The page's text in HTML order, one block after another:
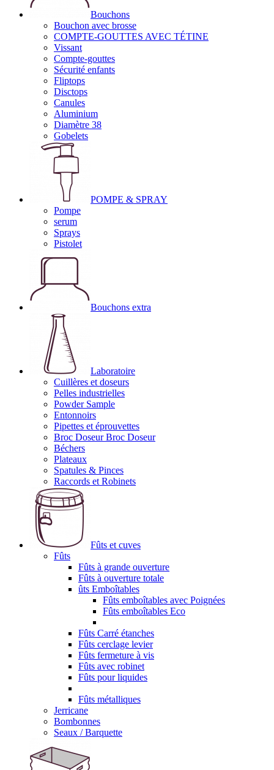
Bouchons
Bouchon avec brosse
COMPTE-GOUTTES AVEC TÉTINE
Vissant
Compte-gouttes
Sécurité enfants
Fliptops
Disctops
Canules
Aluminium
Diamètre 38
Gobelets
POMPE & SPRAY
Pompe
serum
Sprays
Pistolet
Bouchons extra
Laboratoire
Cuillères et doseurs
Pelles industrielles
Powder Sample
Entonnoirs
Pipettes et éprouvettes
Broc Doseur Broc Doseur
Béchers
Plateaux
Spatules & Pinces
Raccords et Robinets
Fûts et cuves
Fûts
Fûts à grande ouverture
Fûts à ouverture totale
ûts Emboîtables
Fûts emboîtables avec Poignées
Fûts emboîtables Eco
Fûts Carré étanches
Fûts cerclage levier
Fûts fermeture à vis
Fûts avec robinet
Fûts pour liquides
Fûts métalliques
Jerricane
Bombonnes
Seaux / Barquette